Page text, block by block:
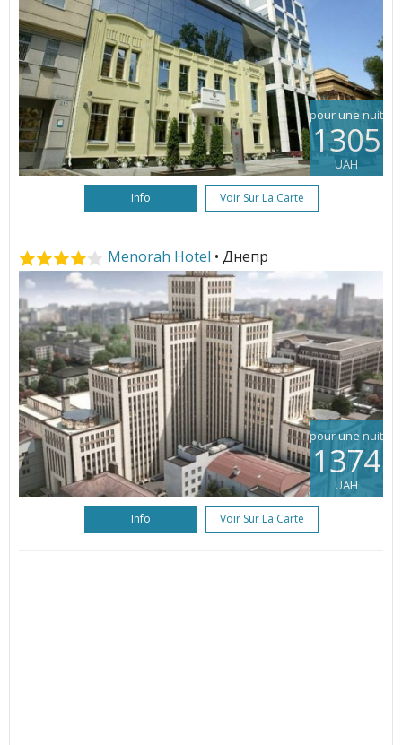
pour une nuit
1305
UAH
Info Voir Sur La Carte
Menorah Hotel • Днепр
pour une nuit
1374
UAH
Info Voir Sur La Carte